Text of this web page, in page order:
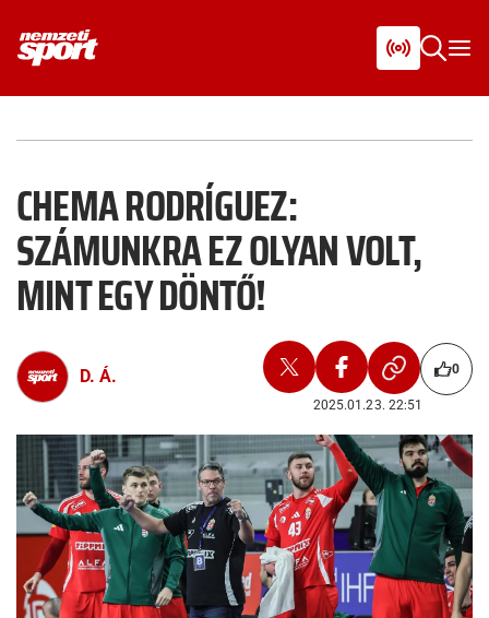
CHEMA RODRÍGUEZ:
SZÁMUNKRA EZ OLYAN VOLT,
MINT EGY DÖNTŐ!
D. Á. 0
2025.01.23. 22:51